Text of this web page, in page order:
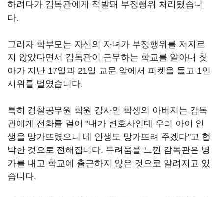
하려다가 감독관에게 적발돼 부정행위 처리됐습니
다.
그러자 학부모는 자신의 자녀가 부정행위를 저지르
지 않았다면서 감독관이 근무하는 학교를 알아내 찾
아가 지난 17일과 21일 교문 앞에서 피켓을 들고 1인
시위를 벌였습니다.
특히 경찰공무원 학원 강사인 학생의 아버지는 감독
관에게 전화를 걸어 "내가 변호사인데 우리 아이 인
생을 망가뜨렸으니 네 인생도 망가뜨려 주겠다"고 협
박한 것으로 전해집니다. 두려움을 느낀 감독관은 병
가를 내고 학교에 출근하지 않은 것으로 알려지고 있
습니다.